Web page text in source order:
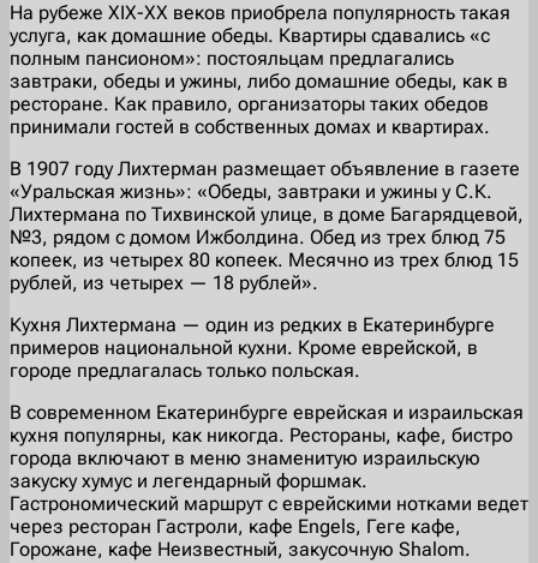
На рубеже XIX-XX веков приобрела популярность такая
услуга, как домашние обеды. Квартиры сдавались «с
полным пансионом»: постояльцам предлагались
завтраки, обеды и ужины, либо домашние обеды, как в
ресторане. Как правило, организаторы таких обедов
принимали гостей в собственных домах и квартирах.
В 1907 году Лихтерман размещает объявление в газете
«Уральская жизнь»: «Обеды, завтраки и ужины у С.К.
Лихтермана по Тихвинской улице, в доме Багарядцевой,
№3, рядом с домом Ижболдина. Обед из трех блюд 75
копеек, из четырех 80 копеек. Месячно из трех блюд 15
рублей, из четырех — 18 рублей».
Кухня Лихтермана — один из редких в Екатеринбурге
примеров национальной кухни. Кроме еврейской, в
городе предлагалась только польская.
В современном Екатеринбурге еврейская и израильская
кухня популярны, как никогда. Рестораны, кафе, бистро
города включают в меню знаменитую израильскую
закуску хумус и легендарный форшмак.
Гастрономический маршрут с еврейскими нотками ведет
через ресторан Гастроли, кафе Engels, Геге кафе,
Горожане, кафе Неизвестный, закусочную Shalom.